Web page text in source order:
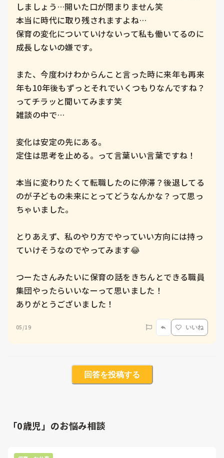
しましょう…開いた口が閉まりません笑
本当に時代に取り残されますよね…
保育の変化についていけないって私も働いてるのに
成長しないの嫌です。
また、今度わけわからんこと言った時に来年も再来
年も10年後もずっとそれでいくつもりなんですね？
ってチラッと聞いてみます笑
雑談の中で…
変化は安定の先にある。
定住は思考を止める。って言葉いい言葉ですね！
本当に変わりたくて転職したのに停滞？後退してる
のが子どもの未来にとってどうなんかな？って思っ
ちゃいました。
とりあえず、私のやり方でやっていい方向には持っ
ていけそうなのでやってみます😂
つーたさんみたいに保育の話をきちんとできる職員
集団やったらいいなーって思いました！
ありがとうございました！
05/19 いいね
回答を投稿する
「0歳児」のお悩み相談